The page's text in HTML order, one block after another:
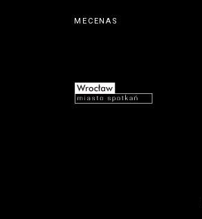
MECENAS